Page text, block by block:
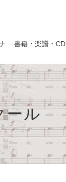
書籍・楽譜・CD
ール